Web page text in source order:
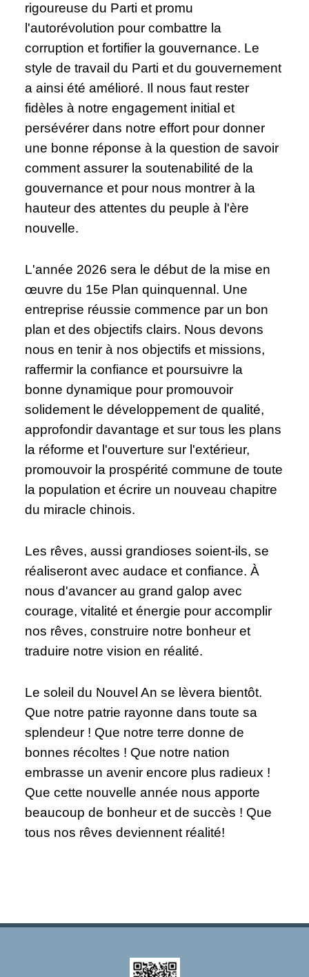
rigoureuse du Parti et promu
l'autorévolution pour combattre la
corruption et fortifier la gouvernance. Le
style de travail du Parti et du gouvernement
a ainsi été amélioré. Il nous faut rester
fidèles à notre engagement initial et
persévérer dans notre effort pour donner
une bonne réponse à la question de savoir
comment assurer la soutenabilité de la
gouvernance et pour nous montrer à la
hauteur des attentes du peuple à l'ère
nouvelle.
L'année 2026 sera le début de la mise en
œuvre du 15e Plan quinquennal. Une
entreprise réussie commence par un bon
plan et des objectifs clairs. Nous devons
nous en tenir à nos objectifs et missions,
raffermir la confiance et poursuivre la
bonne dynamique pour promouvoir
solidement le développement de qualité,
approfondir davantage et sur tous les plans
la réforme et l'ouverture sur l'extérieur,
promouvoir la prospérité commune de toute
la population et écrire un nouveau chapitre
du miracle chinois.
Les rêves, aussi grandioses soient-ils, se
réaliseront avec audace et confiance. À
nous d'avancer au grand galop avec
courage, vitalité et énergie pour accomplir
nos rêves, construire notre bonheur et
traduire notre vision en réalité.
Le soleil du Nouvel An se lèvera bientôt.
Que notre patrie rayonne dans toute sa
splendeur ! Que notre terre donne de
bonnes récoltes ! Que notre nation
embrasse un avenir encore plus radieux !
Que cette nouvelle année nous apporte
beaucoup de bonheur et de succès ! Que
tous nos rêves deviennent réalité!